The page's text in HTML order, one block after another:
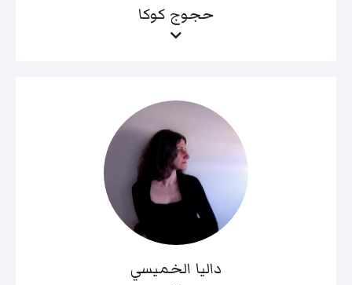
حجوج كوكا
داليا الخميسي